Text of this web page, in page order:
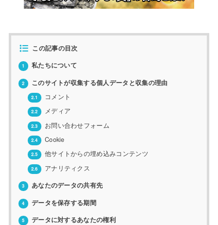
この記事の目次
1 私たちについて
2 このサイトが収集する個人データと収集の理由
2.1 コメント
2.2 メディア
2.3 お問い合わせフォーム
2.4 Cookie
2.5 他サイトからの埋め込みコンテンツ
2.6 アナリティクス
3 あなたのデータの共有先
4 データを保存する期間
5 データに対するあなたの権利